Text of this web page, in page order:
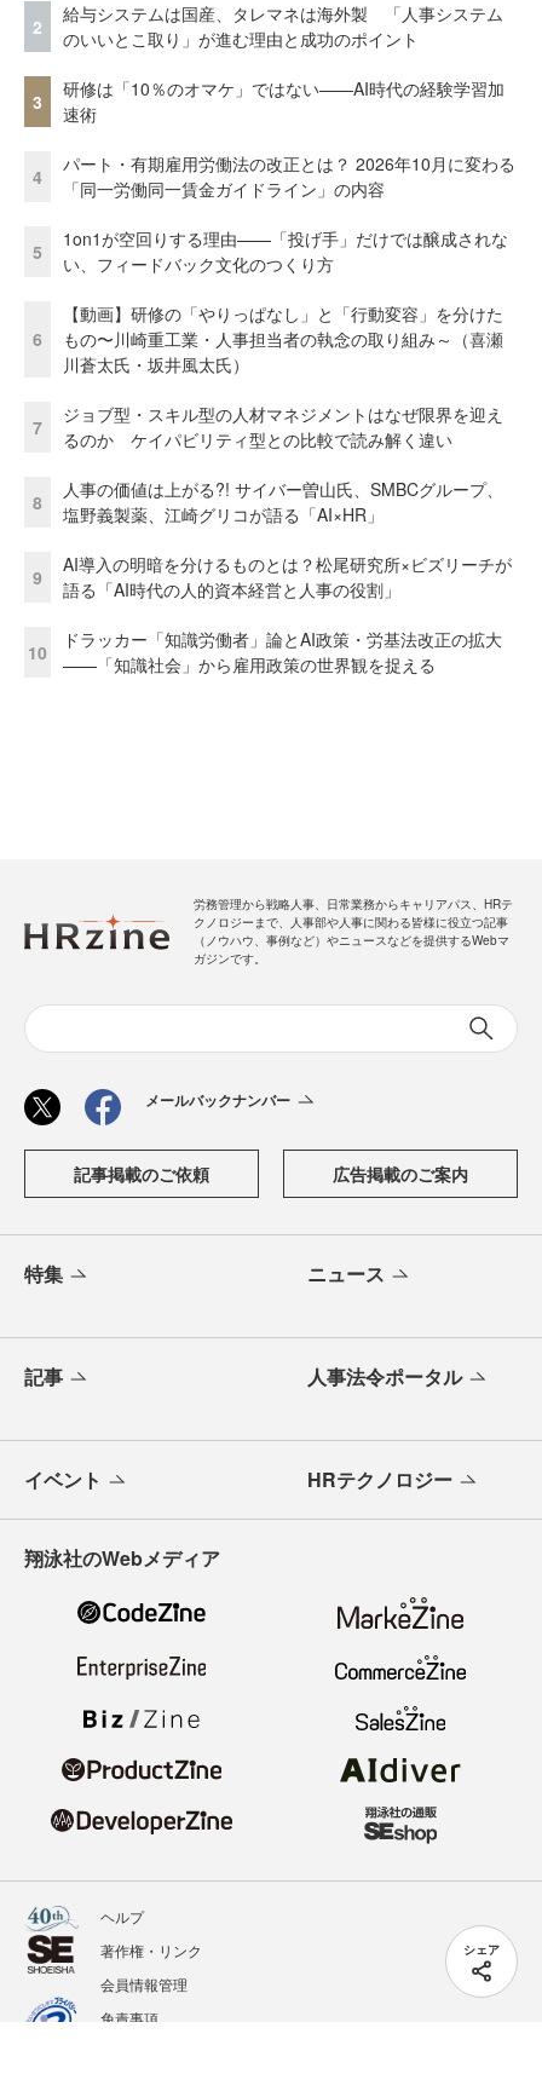
シェア
2
給与システムは国産、タレマネは海外製 「人事システム
のいいとこ取り」が進む理由と成功のポイント
3
研修は「10％のオマケ」ではない——AI時代の経験学習加
速術
4
パート・有期雇用労働法の改正とは？ 2026年10月に変わる
「同一労働同一賃金ガイドライン」の内容
5
1on1が空回りする理由——「投げ手」だけでは醸成されな
い、フィードバック文化のつくり方
6
【動画】研修の「やりっぱなし」と「行動変容」を分けた
もの〜川崎重工業・人事担当者の執念の取り組み～（喜瀬
川蒼太氏・坂井風太氏）
7
ジョブ型・スキル型の人材マネジメントはなぜ限界を迎え
るのか ケイパビリティ型との比較で読み解く違い
8
人事の価値は上がる?! サイバー曽山氏、SMBCグループ、
塩野義製薬、江崎グリコが語る「AI×HR」
9
AI導入の明暗を分けるものとは？松尾研究所×ビズリーチが
語る「AI時代の人的資本経営と人事の役割」
10
ドラッカー「知識労働者」論とAI政策・労基法改正の拡大
——「知識社会」から雇用政策の世界観を捉える
労務管理から戦略人事、日常業務からキャリアパス、HRテ
クノロジーまで、人事部や人事に関わる皆様に役立つ記事
（ノウハウ、事例など）やニュースなどを提供するWebマ
ガジンです。
メールバックナンバー
記事掲載のご依頼 広告掲載のご案内
特集 ニュース
記事 人事法令ポータル
イベント HRテクノロジー
翔泳社のWebメディア
ヘルプ
著作権・リンク
会員情報管理
免責事項